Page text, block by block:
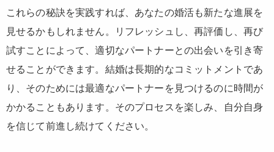
これらの秘訣を実践すれば、あなたの婚活も新たな進展を
見せるかもしれません。リフレッシュし、再評価し、再び
試すことによって、適切なパートナーとの出会いを引き寄
せることができます。結婚は長期的なコミットメントであ
り、そのためには最適なパートナーを見つけるのに時間が
かかることもあります。そのプロセスを楽しみ、自分自身
を信じて前進し続けてください。